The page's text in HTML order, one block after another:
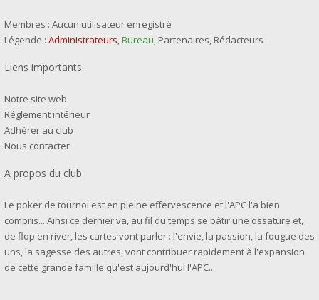
Membres : Aucun utilisateur enregistré
Légende : Administrateurs,Bureau, Partenaires, Rédacteurs
Liens importants
Notre site web
Réglement intérieur
Adhérer au club
Nous contacter
A propos du club
Le poker de tournoi est en pleine effervescence et l'APC l'a bien
compris... Ainsi ce dernier va, au fil du temps se bâtir une ossature et,
de flop en river, les cartes vont parler : l'envie, la passion, la fougue des
uns, la sagesse des autres, vont contribuer rapidement à l'expansion
de cette grande famille qu'est aujourd'hui l'APC...